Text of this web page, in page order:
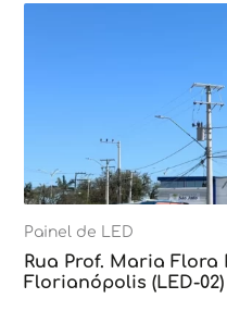
Painel de LED
Rua Prof. Maria Flora
Florianópolis (LED-02)